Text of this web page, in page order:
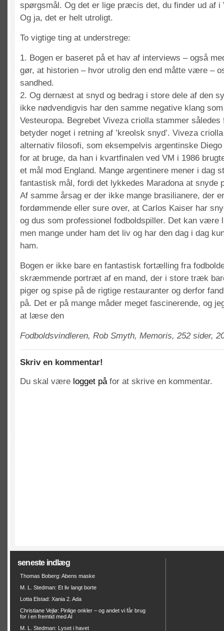
spørgsmål. Og det er lige præcis det, du finder ud af i
Og ja, det er helt utroligt.
To vigtige ting at understrege:
1. Bogen er baseret på et hav af interviews – også
gør, at historien – hvor utrolig den end måtte være –
sandhed.
2. Og dernæst at snyd og bedrag i store dele af den
ikke nødvendigvis har den samme negative klang
Vesteuropa. Begrebet Viveza criolla stammer således
betyder noget i retning af ’kreolsk snyd’. Viveza
alternativ filosofi, som eksempelvis argentinske
for at bruge, da han i kvartfinalen ved VM i 1986
et mål mod England. Mange argentinere mener i dag
fantastisk mål, fordi det lykkedes Maradona at snyde
Af samme årsag er der ikke mange brasilianere, der
fordømmende eller sure over, at Carlos Kaiser har
og dus som professionel fodboldspiller. Det kan
men mange under ham det liv og har den dag i dag
ham.
Bogen er ikke bare en fantastisk fortælling fra
skræmmende portræt af en mand, der i store træk
piger og spise på de rigtige restauranter og derfor
på. Det er på mange måder meget fascinerende, og
at læse den
Fodboldsvindleren, Rob Smyth, Memoris, 252 sider,
Skriv en kommentar!
Du skal være logget påfor at skrive en kommentar.
seneste indlæg
Thomas Boberg: Abens maske
M. L. Stedman: Et liv langt borte
Lotta Elstad: Xania 2. Ada
Christiane Vejlø: Pinlige onkler – og andet vi får brug
for i en fremtid med AI
M. L. Stedman: Lyset i havet